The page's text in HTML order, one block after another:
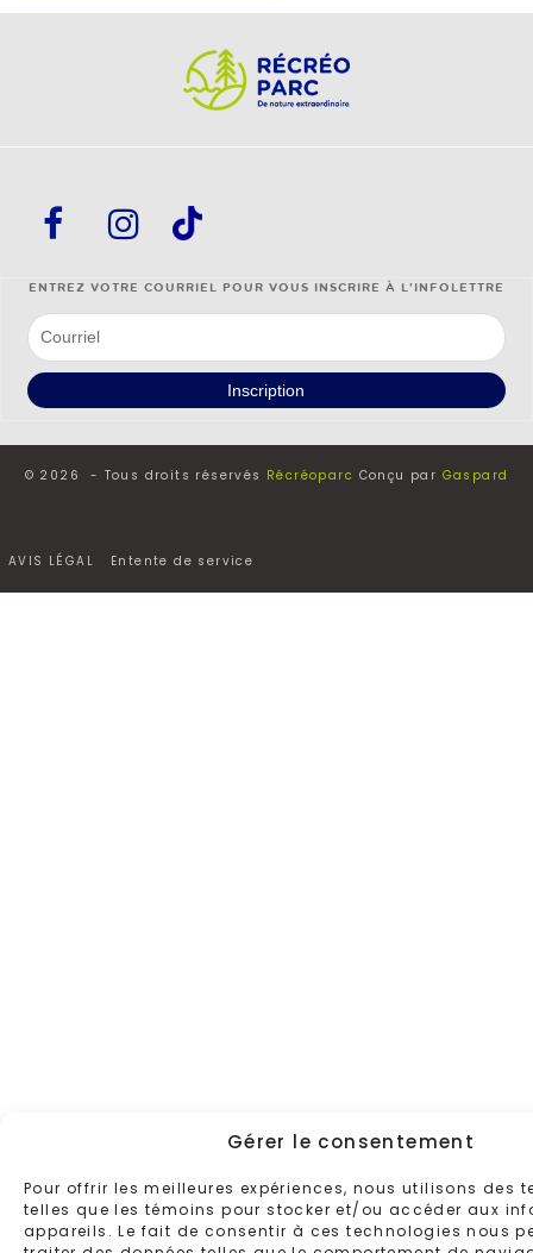
Gérer le consentement
Pour offrir les meilleures expériences, nous utilisons des
telles que les témoins pour stocker et/ou accéder aux
appareils. Le fait de consentir à ces technologies nous
ENTREZ VOTRE COURRIEL POUR VOUS INSCRIRE À L'INFOLETTRE
© 2026 - Tous droits réservés Récréoparc Conçu par Gaspard
AVIS LÉGAL Entente de service